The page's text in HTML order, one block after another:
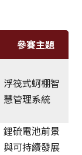
參賽主題
浮筏式蚵棚智
慧管理系統
鋰硫電池前景
與可持續發展